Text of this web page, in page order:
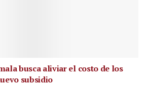
busca aliviar el costo de los
subsidio